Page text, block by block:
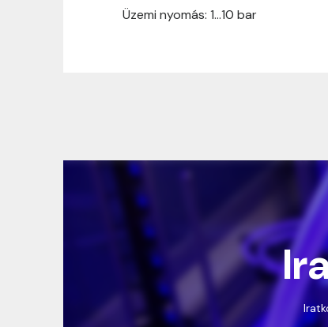
Üzemi nyomás: 1…10 bar